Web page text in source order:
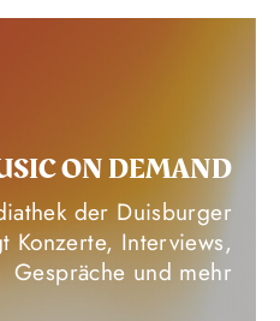
ON DEMAND
der Duisburger
Konzerte, Interviews,
Gespräche und mehr